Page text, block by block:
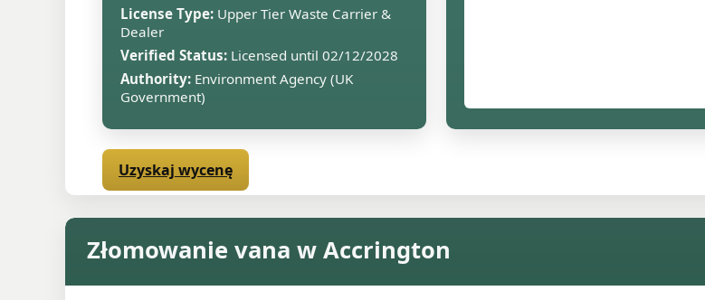
License Type: Upper Tier Waste Carrier &
Dealer
Verified Status: Licensed until 02/12/2028
Authority: Environment Agency (UK
Government)
Uzyskaj wycenę
Złomowanie vana w Accrington